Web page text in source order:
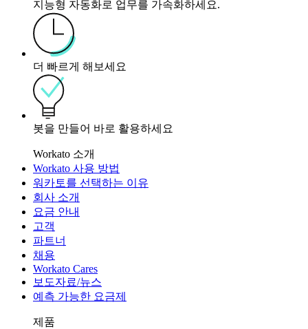
지능형 자동화로 업무를 가속화하세요.
더 빠르게 해보세요
봇을 만들어 바로 활용하세요
Workato 소개
Workato 사용 방법
워카토를 선택하는 이유
회사 소개
요금 안내
고객
파트너
채용
Workato Cares
보도자료/뉴스
예측 가능한 요금제
제품